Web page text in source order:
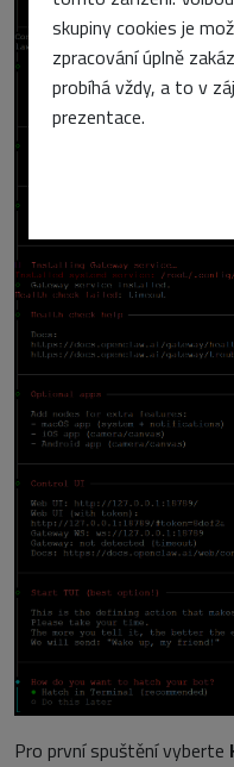
skupiny cookies je
zpracování úplně
probíhá vždy, a to v
prezentace.
Pro první spuštění vyberte